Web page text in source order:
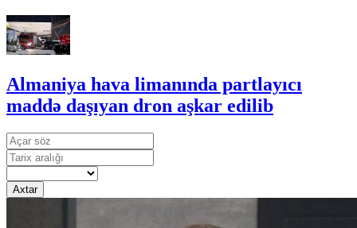
Almaniya hava limanında partlayıcı
maddə daşıyan dron aşkar edilib
Axtar